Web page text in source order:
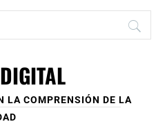
LA COMPRENSIÓN DE LA